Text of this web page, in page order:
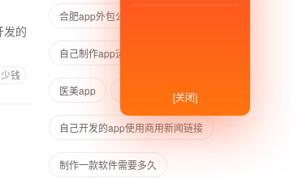
钱
合肥app外包公司
自己制作app运营需要多少钱
医美app app开发有哪些职位
自己开发的app使用商用新闻链接
制作一款软件需要多久
[关闭]